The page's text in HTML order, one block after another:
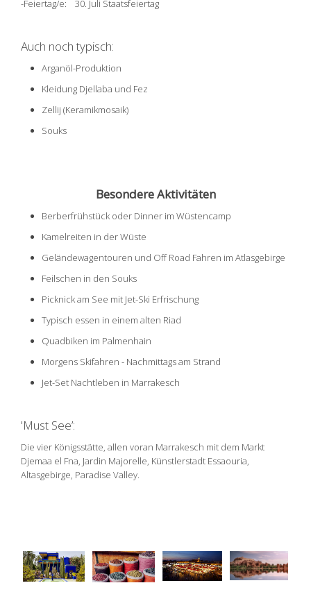
-Feiertag/e: 30. Juli Staatsfeiertag
Auch noch typisch:
Arganöl-Produktion
Kleidung Djellaba und Fez
Zellij (Keramikmosaik)
Souks
Besondere Aktivitäten
Berberfrühstück oder Dinner im Wüstencamp
Kamelreiten in der Wüste
Geländewagentouren und Off Road Fahren im Atlasgebirge
Feilschen in den Souks
Picknick am See mit Jet-Ski Erfrischung
Typisch essen in einem alten Riad
Quadbiken im Palmenhain
Morgens Skifahren - Nachmittags am Strand
Jet-Set Nachtleben in Marrakesch
'Must See’:
Die vier Königsstätte, allen voran Marrakesch mit dem Markt
Djemaa el Fna, Jardin Majorelle, Künstlerstadt Essaouria,
Altasgebirge, Paradise Valley.